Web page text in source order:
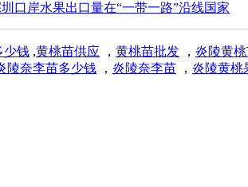
口岸水果出口量在“一带一路”沿线国家
少钱 ,黄桃苗供应 ， 黄桃苗批发 ， 炎陵黄
陵奈李苗多少钱 ， 炎陵奈李苗 ， 炎陵黄桃